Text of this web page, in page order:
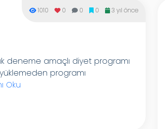
1010 0 0 0 3 yıl önce
deneme amaçlı diyet programı
programı
Oku